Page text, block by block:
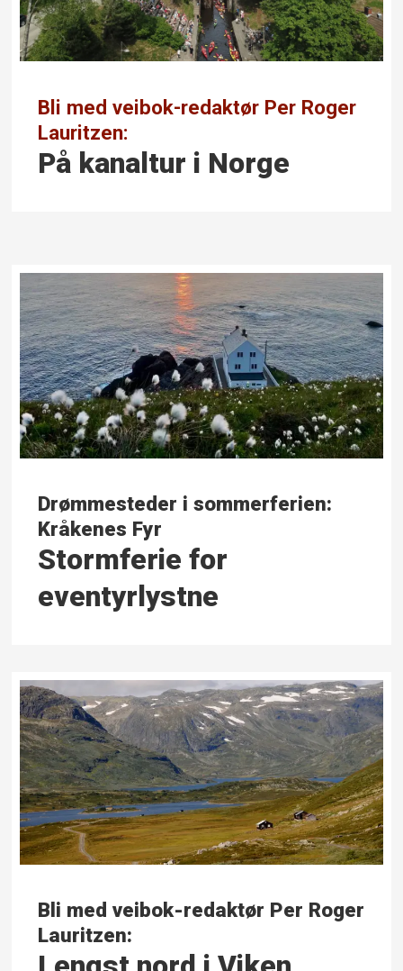
Bli med veibok-redaktør Per Roger
Lauritzen:
På kanaltur i Norge
Drømmesteder i sommerferien:
Kråkenes Fyr
Stormferie for
eventyrlystne
Bli med veibok-redaktør Per Roger
Lauritzen: